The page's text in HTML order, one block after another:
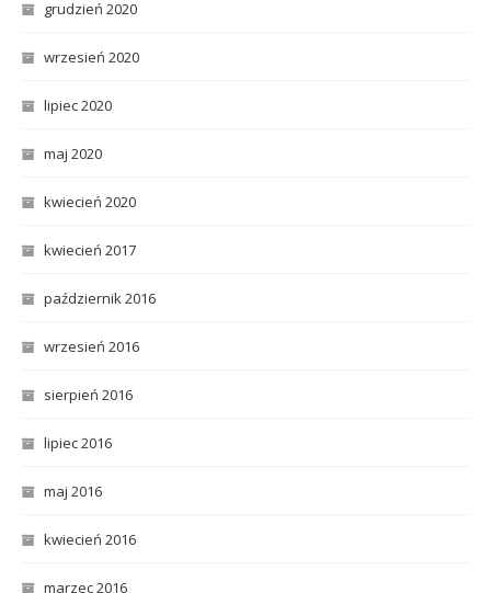
grudzień 2020
wrzesień 2020
lipiec 2020
maj 2020
kwiecień 2020
kwiecień 2017
październik 2016
wrzesień 2016
sierpień 2016
lipiec 2016
maj 2016
kwiecień 2016
marzec 2016